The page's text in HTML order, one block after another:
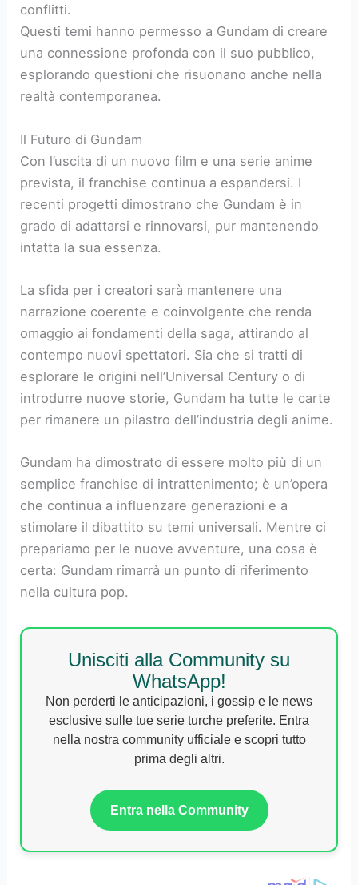
conflitti.
Questi temi hanno permesso a Gundam di creare
una connessione profonda con il suo pubblico,
esplorando questioni che risuonano anche nella
realtà contemporanea.
Il Futuro di Gundam
Con l’uscita di un nuovo film e una serie anime
prevista, il franchise continua a espandersi. I
recenti progetti dimostrano che Gundam è in
grado di adattarsi e rinnovarsi, pur mantenendo
intatta la sua essenza.
La sfida per i creatori sarà mantenere una
narrazione coerente e coinvolgente che renda
omaggio ai fondamenti della saga, attirando al
contempo nuovi spettatori. Sia che si tratti di
esplorare le origini nell’Universal Century o di
introdurre nuove storie, Gundam ha tutte le carte
per rimanere un pilastro dell’industria degli anime.
Gundam ha dimostrato di essere molto più di un
semplice franchise di intrattenimento; è un’opera
che continua a influenzare generazioni e a
stimolare il dibattito su temi universali. Mentre ci
prepariamo per le nuove avventure, una cosa è
certa: Gundam rimarrà un punto di riferimento
nella cultura pop.
Unisciti alla Community su
WhatsApp!
Non perderti le anticipazioni, i gossip e le news
esclusive sulle tue serie turche preferite. Entra
nella nostra community ufficiale e scopri tutto
prima degli altri.
Entra nella Community